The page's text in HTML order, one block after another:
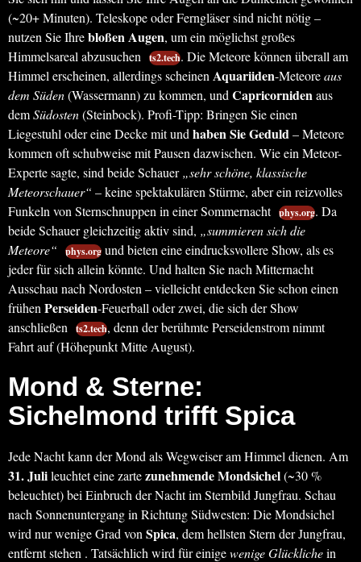
(~20+ Minuten). Teleskope oder Ferngläser sind nicht nötig –
nutzen Sie Ihrebloßen Augen, um ein möglichst großes
Himmelsareal abzusuchen
ts2.tech. Die Meteore können überall am
Himmel erscheinen, allerdings scheinen Aquariiden-Meteoreaus
dem Süden(Wassermann) zu kommen, und Capricornidenaus
demSüdosten(Steinbock). Profi-Tipp: Bringen Sie einen
Liegestuhl oder eine Decke mit und haben Sie Geduld– Meteore
kommen oft schubweise mit Pausen dazwischen. Wie ein Meteor-
Experte sagte, sind beide Schauer„sehr schöne, klassische
Meteorschauer“ – keine spektakulären Stürme, aber ein reizvolles
Funkeln von Sternschnuppen in einer Sommernacht phys.org. Da
beide Schauer gleichzeitig aktiv sind, „summieren sich die
Meteore“
phys.org und bieten eine eindrucksvollere Show, als es
jeder für sich allein könnte. Und halten Sie nach Mitternacht
Ausschau nach Nordosten – vielleicht entdecken Sie schon einen
frühen Perseiden-Feuerball oder zwei, die sich der Show
anschließen
ts2.tech, denn der berühmte Perseidenstrom nimmt
Fahrt auf (Höhepunkt Mitte August).
Mond & Sterne:
Sichelmond trifft Spica
Jede Nacht kann der Mond als Wegweiser am Himmel dienen. Am
31. Julileuchtet eine zartezunehmende Mondsichel(~30 %
beleuchtet) bei Einbruch der Nacht im Sternbild Jungfrau. Schau
nach Sonnenuntergang in Richtung Südwesten: Die Mondsichel
wird nur wenige Grad von Spica, dem hellsten Stern der Jungfrau,
entfernt stehen . Tatsächlich wird für einigewenige Glücklichein